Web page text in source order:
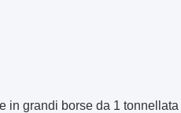
in grandi borse da 1